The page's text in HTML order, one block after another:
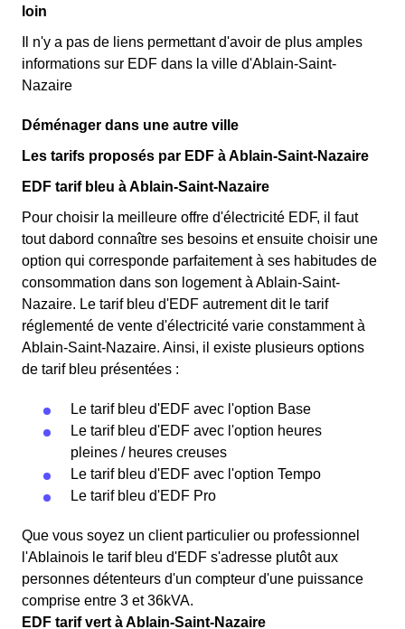
loin
Il n'y a pas de liens permettant d'avoir de plus amples
informations sur EDF dans la ville d'Ablain-Saint-
Nazaire
Déménager dans une autre ville
Les tarifs proposés par EDF à Ablain-Saint-Nazaire
EDF tarif bleu à Ablain-Saint-Nazaire
Pour choisir la meilleure offre d'électricité EDF, il faut
tout dabord connaître ses besoins et ensuite choisir une
option qui corresponde parfaitement à ses habitudes de
consommation dans son logement à Ablain-Saint-
Nazaire. Le tarif bleu d'EDF autrement dit le tarif
réglementé de vente d'électricité varie constamment à
Ablain-Saint-Nazaire. Ainsi, il existe plusieurs options
de tarif bleu présentées :
Le tarif bleu d'EDF avec l'option Base
Le tarif bleu d'EDF avec l'option heures
pleines / heures creuses
Le tarif bleu d'EDF avec l'option Tempo
Le tarif bleu d'EDF Pro
Que vous soyez un client particulier ou professionnel
l'Ablainois le tarif bleu d'EDF s'adresse plutôt aux
personnes détenteurs d'un compteur d'une puissance
comprise entre 3 et 36kVA.
EDF tarif vert à Ablain-Saint-Nazaire